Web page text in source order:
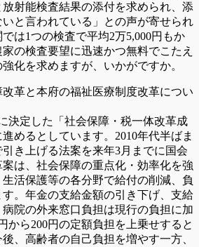
射能検査結果の添付を求められ、添
と言われている」との声が寄せられ
は1つの検査で平均2万5,000円もか
の検査要望に迅速かつ無料でこたえ
化を求めますが、いかがですか。
革と本府の福祉医療制度改革につい
決定した「社会保障・税一体改革成
めるとしています。2010年代半ばま
き上げる法案を来年3月までに国会
は、社会保障の重点化・効率化を強
活保護等の各分野で給付の削減、負
。年金の支給金額の引き下げ、支給
院の外来窓口負担は現行の負担に加
から200円の定額負担を上乗せすると
、高齢者の自己負担を増やす一方、